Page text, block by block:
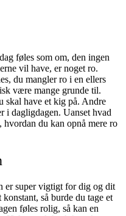
føles som om, den ingen
vil have, er noget ro.
du mangler ro i en ellers
være mange grunde til.
skal have et kig på. Andre
i dagligdagen. Uanset hvad
hvordan du kan opnå mere ro
er super vigtigt for dig og dit
så burde du tage et
føles rolig, så kan en